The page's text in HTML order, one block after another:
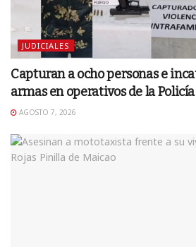
JUDICIALES
Capturan a ocho personas e
armas en operativos de la
AGOSTO 7, 2026